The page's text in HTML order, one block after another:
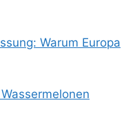
Warum Europa